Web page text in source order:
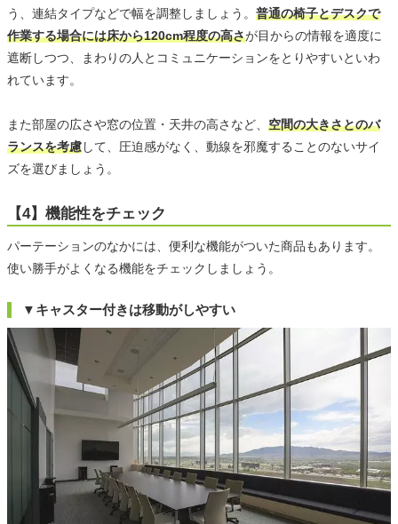
う、連結タイプなどで幅を調整しましょう。 普通の椅子とデスクで
作業する場合には床から120cm程度の高さが目からの情報を適度に
遮断しつつ、まわりの人とコミュニケーションをとりやすいといわ
れています。
また部屋の広さや窓の位置・天井の高さなど、 空間の大きさとのバ
ランスを考慮して、圧迫感がなく、動線を邪魔することのないサイ
ズを選びましょう。
【4】機能性をチェック
パーテーションのなかには、便利な機能がついた商品もあります。
使い勝手がよくなる機能をチェックしましょう。
▼キャスター付きは移動がしやすい